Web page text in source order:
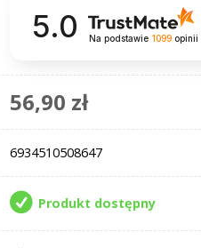
5.0 Na podstawie 1099opinii
56,90 zł
6934510508647
Produkt dostępny